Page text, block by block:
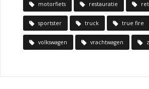
motorfiets restauratie
sportster truck true fire
volkswagen vrachtwagen